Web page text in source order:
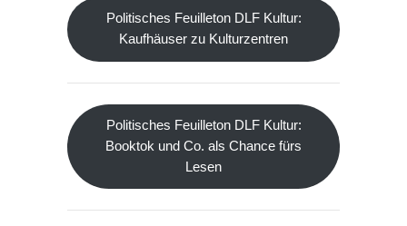
Politisches Feuilleton DLF Kultur:
Kaufhäuser zu Kulturzentren
Politisches Feuilleton DLF Kultur:
Booktok und Co. als Chance fürs
Lesen